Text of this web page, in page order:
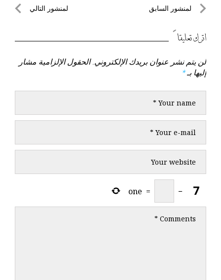
تصفّحلمنشور السابق
السابق
لمنشور التالي
اترك تعليقاً
لن يتم نشر عنوان بريدك الإلكتروني. الحقول الإلزامية مشار
إليها بـ*
−
=
one